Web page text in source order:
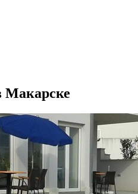
Макарске